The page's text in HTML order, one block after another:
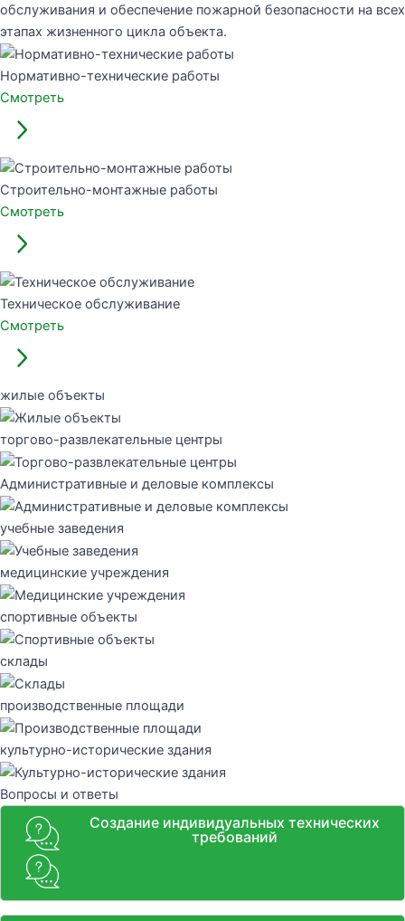
обслуживания и обеспечение пожарной безопасности на всех
этапах жизненного цикла объекта.
Нормативно-технические работы
Смотреть
Строительно-монтажные работы
Смотреть
Техническое обслуживание
Смотреть
жилые объекты
торгово-развлекательные центры
Административные и деловые комплексы
учебные заведения
медицинские учреждения
спортивные объекты
склады
производственные площади
культурно-исторические здания
Вопросы и ответы
Создание индивидуальных технических
требований